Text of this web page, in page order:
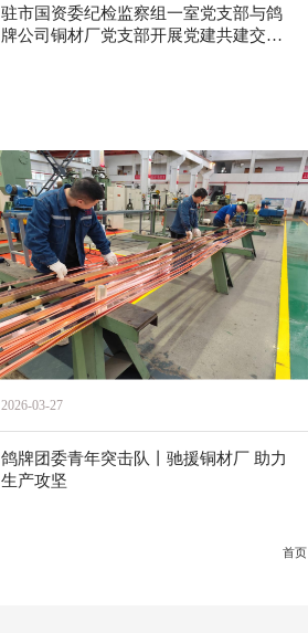
驻市国资委纪检监察组一室党支部与鸽
牌公司铜材厂党支部开展党建共建交流
2026-03-27
鸽牌团委青年突击队丨驰援铜材厂 助力
生产攻坚
首页